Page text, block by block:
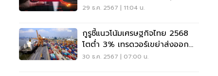
29 ธ.ค. 2567 | 11:04 น.
กูรูชี้แนวโน้มเศรษฐกิจไทย 2568
โตต่ำ 3% เทรดวอร์เขย่าส่งออก
ไทย
30 ธ.ค. 2567 | 07:00 น.